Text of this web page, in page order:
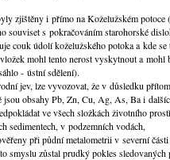
zjištěny i přímo na Koželužském potoce
souviset s pokračováním starohorské
couk údolí koželužského potoka a kde se
mohl tento nerost vyskytnout a mohl
- ústní sdělení).
jev, lze vyvozovat, že v důsledku
jsou obsahy Pb, Zn, Cu, Ag, As, Ba i
ve všech složkách životního
sedimentech, v podzemních vodách,
při půdní metalometrii v severní části
smyslu zůstal prudký pokles sledovaných